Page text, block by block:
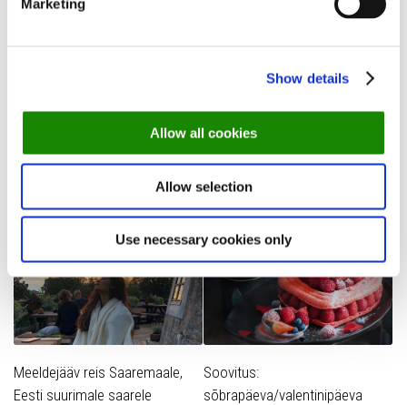
Marketing
Show details
Allow all cookies
Allow selection
Use necessary cookies only
Silverspoon 2019 auhinnagala ülevaade
YOU MAY ALSO LIKE...
Meeldejääv reis Saaremaale,
Eesti suurimale saarele
Soovitus:
sõbrapäeva/valentinipäeva